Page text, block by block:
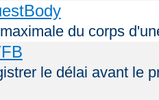
du corps
le délai avant le